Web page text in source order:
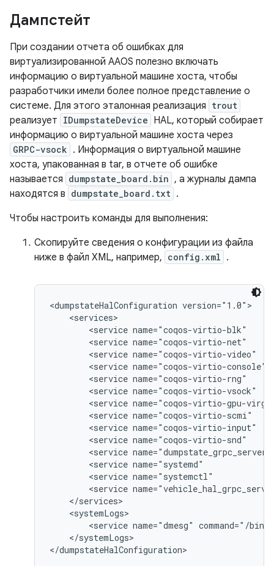
Дампстейт
При создании отчета об ошибках для
виртуализированной AAOS полезно включать
информацию о виртуальной машине хоста, чтобы
разработчики имели более полное представление о
системе. Для этого эталонная реализация trout
реализует IDumpstateDevice HAL, который собирает
информацию о виртуальной машине хоста через
GRPC-vsock . Информация о виртуальной машине
хоста, упакованная в tar, в отчете об ошибке
называется dumpstate_board.bin , а журналы дампа
находятся в dumpstate_board.txt .
Чтобы настроить команды для выполнения:
Скопируйте сведения о конфигурации из файла
ниже в файл XML, например, config.xml .
<dumpstateHalConfiguration version="1.0">
    <services>
<service name="coqos-virtio-blk"
<service name="coqos-virtio-net"
<service name="coqos-virtio-video"
<service name="coqos-virtio-console"
<service name="coqos-virtio-rng"
<service name="coqos-virtio-vsock"
<service name="coqos-virtio-gpu-
<service name="coqos-virtio-scmi"
<service name="coqos-virtio-input"
<service name="coqos-virtio-snd"
<service
<service name="systemd"
<service name="systemctl"
<service
    </services>
    <systemLogs>
<service name="dmesg" command="/bin/
    </systemLogs>